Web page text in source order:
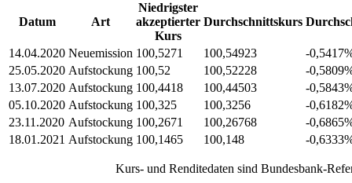
Datum Art
Niedrigster
akzeptierter
Kurs
Durchschnittskurs
14.04.2020 Neuemission 100,5271 100,54923
-
25.05.2020 Aufstockung 100,52 100,52228
-
13.07.2020 Aufstockung 100,4418 100,44503
-
05.10.2020 Aufstockung 100,325 100,3256
-
23.11.2020 Aufstockung 100,2671 100,26768
-
18.01.2021 Aufstockung 100,1465 100,148 -
Kurs- und Renditedaten sind Bundesbank-